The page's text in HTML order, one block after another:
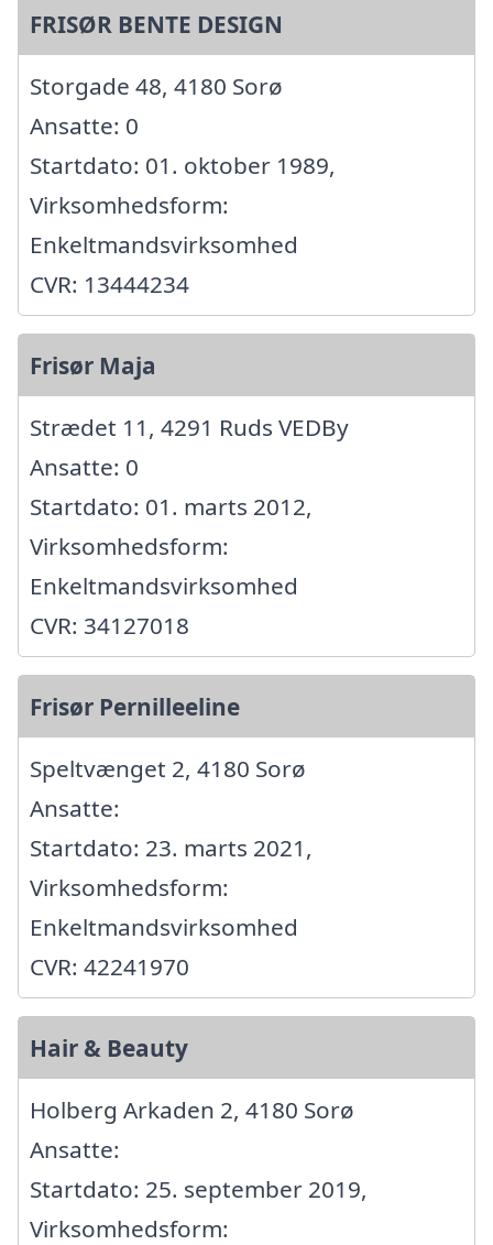
FRISØR BENTE DESIGN
Storgade 48, 4180 Sorø
Ansatte: 0
Startdato: 01. oktober 1989,
Virksomhedsform:
Enkeltmandsvirksomhed
CVR: 13444234
Frisør Maja
Strædet 11, 4291 Ruds VEDBy
Ansatte: 0
Startdato: 01. marts 2012,
Virksomhedsform:
Enkeltmandsvirksomhed
CVR: 34127018
Frisør Pernilleeline
Speltvænget 2, 4180 Sorø
Ansatte:
Startdato: 23. marts 2021,
Virksomhedsform:
Enkeltmandsvirksomhed
CVR: 42241970
Hair & Beauty
Holberg Arkaden 2, 4180 Sorø
Ansatte:
Startdato: 25. september 2019,
Virksomhedsform: